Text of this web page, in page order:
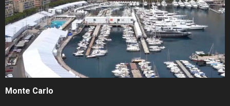
Monte Carlo